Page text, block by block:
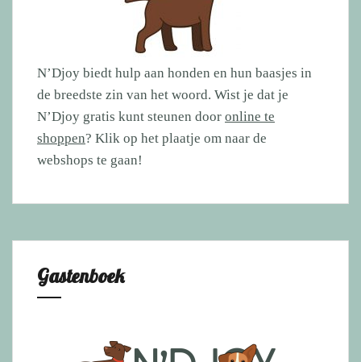
N’Djoy biedt hulp aan honden en hun baasjes in
de breedste zin van het woord. Wist je dat je
N’Djoy gratis kunt steunen door online te
shoppen? Klik op het plaatje om naar de
webshops te gaan!
Gastenboek